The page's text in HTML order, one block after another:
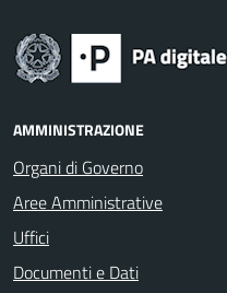
AMMINISTRAZIONE
Organi di Governo
Aree Amministrative
Uffici
Documenti e Dati